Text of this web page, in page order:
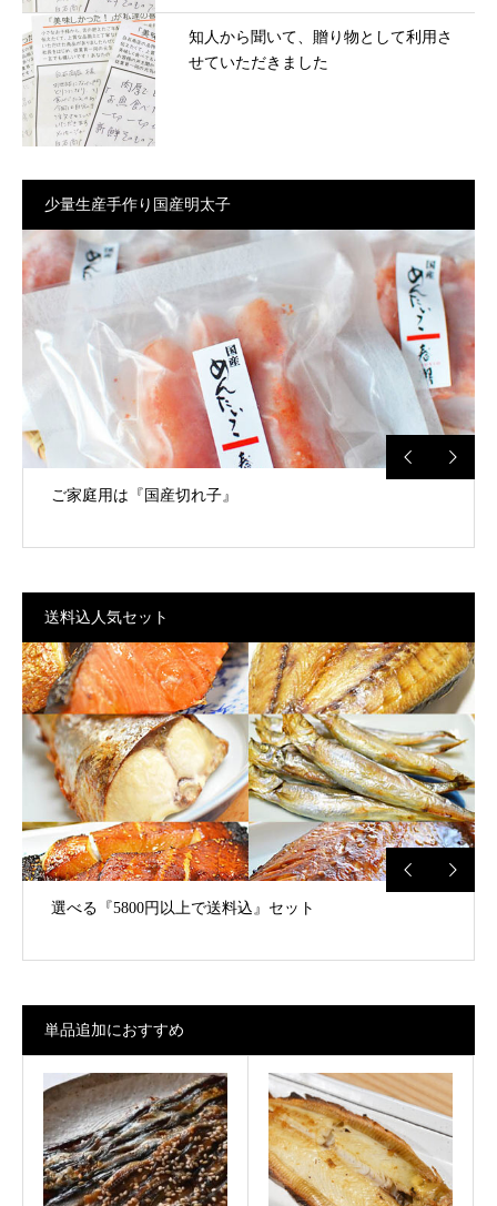
知人から聞いて、贈り物として利用さ
せていただきました
少量生産手作り国産明太子
ご家庭用は『国産切れ子』
送料込人気セット
選べる『5800円以上で送料込』セット
単品追加におすすめ